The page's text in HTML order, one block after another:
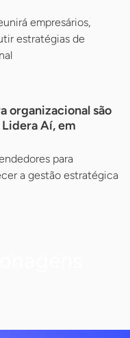
empresários,
estratégias de
organizacional são
Aí, em
para
a gestão estratégica